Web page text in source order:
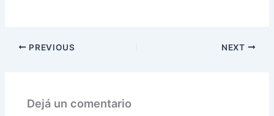
PREVIOUS NEXT
Dejá un comentario